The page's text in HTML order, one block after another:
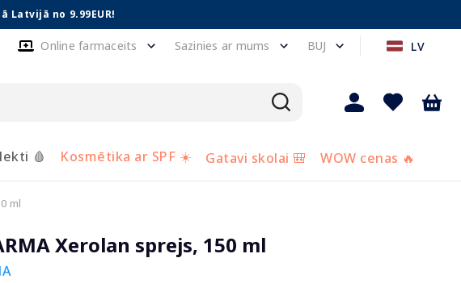
Latvijā no 9.99EUR!
Online farmaceits Sazinies ar mums BUJ LV
🩸 Kosmētika ar SPF ☀️ Gatavi skolai 🎒 WOW cenas 🔥
ml
Xerolan sprejs, 150 ml